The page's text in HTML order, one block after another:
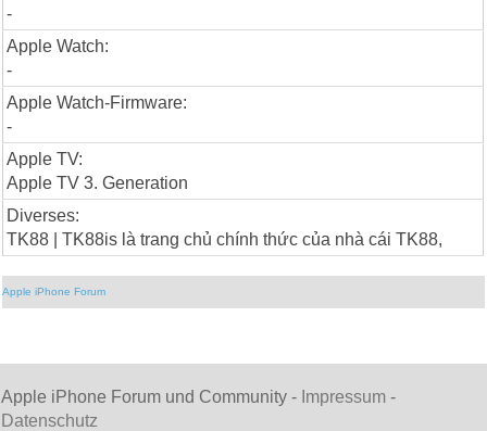
-
Apple Watch:
-
Apple Watch-Firmware:
-
Apple TV:
Apple TV 3. Generation
Diverses:
TK88 | TK88is là trang chủ chính thức của nhà cái TK88,
Apple iPhone Forum
Apple iPhone Forum und Community - Impressum -
Datenschutz